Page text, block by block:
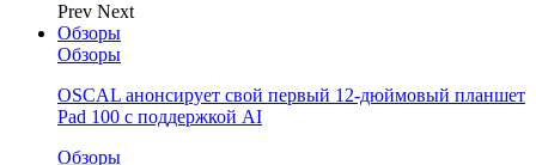
Prev Next
Обзоры
Обзоры
OSCAL анонсирует свой первый 12-дюймовый планшет
Pad 100 с поддержкой AI
Обзоры